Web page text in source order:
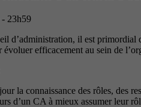
- 23h59
d’administration, il est
évoluer efficacement au sein de
la connaissance des rôles, des
d’un CA à mieux assumer leur